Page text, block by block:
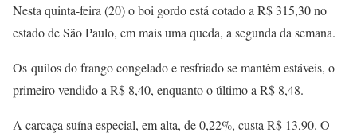
Nesta quinta-feira (20) o boi gordo está cotado a R$ 315,30 no
estado de São Paulo, em mais uma queda, a segunda da semana.
Os quilos do frango congelado e resfriado se mantêm estáveis, o
primeiro vendido a R$ 8,40, enquanto o último a R$ 8,48.
A carcaça suína especial, em alta, de 0,22%, custa R$ 13,90. O